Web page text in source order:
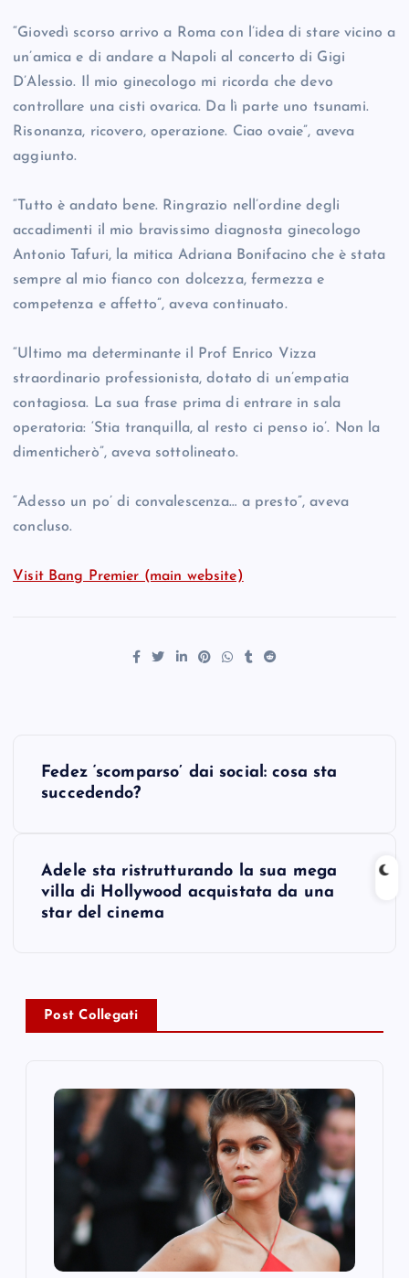
“Giovedì scorso arrivo a Roma con l’idea di stare vicino a
un’amica e di andare a Napoli al concerto di Gigi
D’Alessio. Il mio ginecologo mi ricorda che devo
controllare una cisti ovarica. Da lì parte uno tsunami.
Risonanza, ricovero, operazione. Ciao ovaie”, aveva
aggiunto.
“Tutto è andato bene. Ringrazio nell’ordine degli
accadimenti il mio bravissimo diagnosta ginecologo
Antonio Tafuri, la mitica Adriana Bonifacino che è stata
sempre al mio fianco con dolcezza, fermezza e
competenza e affetto”, aveva continuato.
“Ultimo ma determinante il Prof Enrico Vizza
straordinario professionista, dotato di un’empatia
contagiosa. La sua frase prima di entrare in sala
operatoria: ‘Stia tranquilla, al resto ci penso io’. Non la
dimenticherò”, aveva sottolineato.
“Adesso un po’ di convalescenza… a presto”, aveva
concluso.
Visit Bang Premier (main website)
v
Fedez ‘scomparso’ dai social: cosa sta
succedendo?
Adele sta ristrutturando la sua mega
villa di Hollywood acquistata da una
star del cinema
Post Collegati